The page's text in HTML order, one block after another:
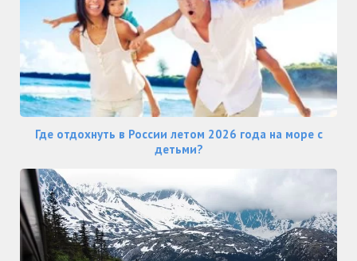
Где отдохнуть в России летом 2026 года на море с
детьми?